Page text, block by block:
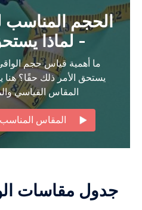
الحجم المناسب
- لماذا
ما أهمية قياس حجم
يستحق الأمر ذلك حقًا؟
المقاس القياسي
المقاس
جدول مقاسات